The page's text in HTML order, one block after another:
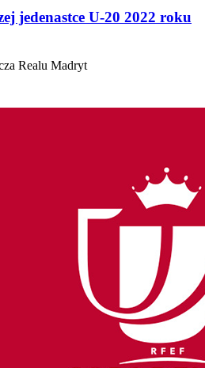
jedenastce U-20 2022 roku
Realu Madryt